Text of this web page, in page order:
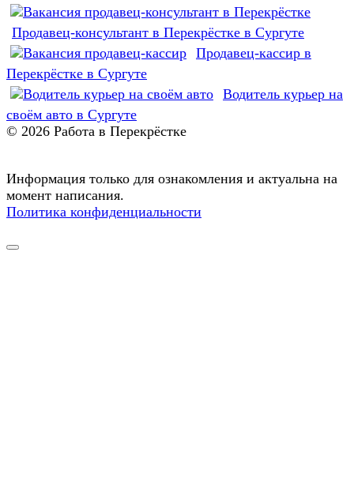
Продавец-консультант в Перекрёстке в Сургуте
Продавец-кассир в
Перекрёстке в Сургуте
Водитель курьер на
своём авто в Сургуте
© 2026 Работа в Перекрёстке
Информация только для ознакомления и актуальна на
момент написания.
Политика конфиденциальности